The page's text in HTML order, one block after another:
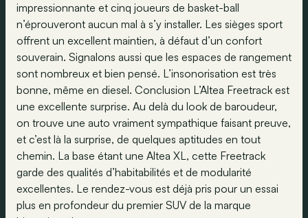
impressionnante et cinq joueurs de basket-ball
n’éprouveront aucun mal à s’y installer. Les sièges sport
offrent un excellent maintien, à défaut d’un confort
souverain. Signalons aussi que les espaces de rangement
sont nombreux et bien pensé. L’insonorisation est très
bonne, même en diesel. Conclusion L’Altea Freetrack est
une excellente surprise. Au delà du look de baroudeur,
on trouve une auto vraiment sympathique faisant preuve,
et c’est là la surprise, de quelques aptitudes en tout
chemin. La base étant une Altea XL, cette Freetrack
garde des qualités d’habitabilités et de modularité
excellentes. Le rendez-vous est déjà pris pour un essai
plus en profondeur du premier SUV de la marque